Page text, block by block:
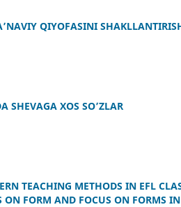
QIYOFASINI
SHEVAGA XOS SO’ZLAR
TEACHING METHODS IN EFL
ON FORM AND FOCUS ON FORMS